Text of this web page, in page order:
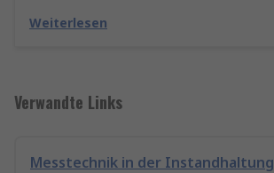
Weiterlesen
Verwandte Links
Messtechnik in der Instandhaltung